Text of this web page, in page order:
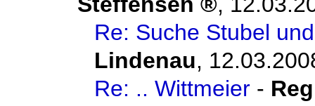
Re: Suche Stubel
Lindenau,
Re: .. Wittmeier -